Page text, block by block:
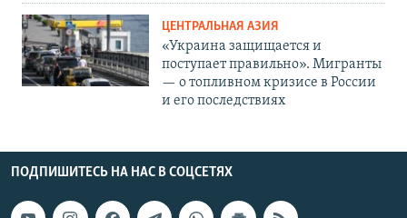
ЦЕНТРАЛЬНАЯ АЗИЯ
«Украина защищается и
поступает правильно». Мигранты
— о топливном кризисе в России
и его последствиях
ПОДПИШИТЕСЬ НА НАС В СОЦСЕТЯХ